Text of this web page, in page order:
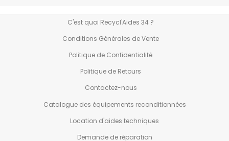
C'est quoi Recycl'Aides 34 ?
Conditions Générales de Vente
Politique de Confidentialité
Politique de Retours
Contactez-nous
Catalogue des équipements reconditionnées
Location d'aides techniques
Demande de réparation